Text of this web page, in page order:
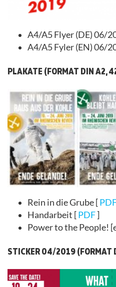
A4/A5 Flyer (DE) 06/
A4/A5 Fyler (EN) 06/
PLAKATE (FORMAT DIN A2,
Rein in die Grube [
Handarbeit [PDF]
Power to the People!
STICKER 04/2019 (FORMAT